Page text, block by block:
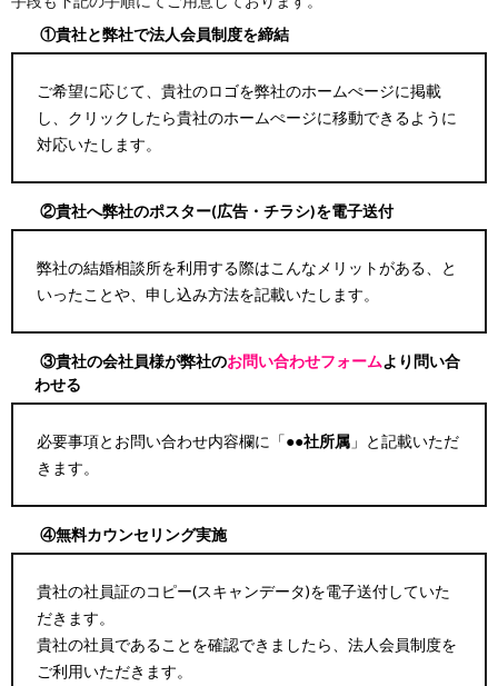
①貴社と弊社で法人会員制度を締結
ご希望に応じて、貴社のロゴを弊社のホームぺージに掲載
し、クリックしたら貴社のホームぺージに移動できるように
対応いたします。
②貴社へ弊社のポスター(広告・チラシ)を電子送付
弊社の結婚相談所を利用する際はこんなメリットがある、と
いったことや、申し込み方法を記載いたします。
③貴社の会社員様が弊社のお問い合わせフォームより問い合
わせる
必要事項とお問い合わせ内容欄に「●●社所属 」と記載いただ
きます。
④無料カウンセリング実施
貴社の社員証のコピー(スキャンデータ)を電子送付していた
だきます。
貴社の社員であることを確認できましたら、法人会員制度を
ご利用いただきます。